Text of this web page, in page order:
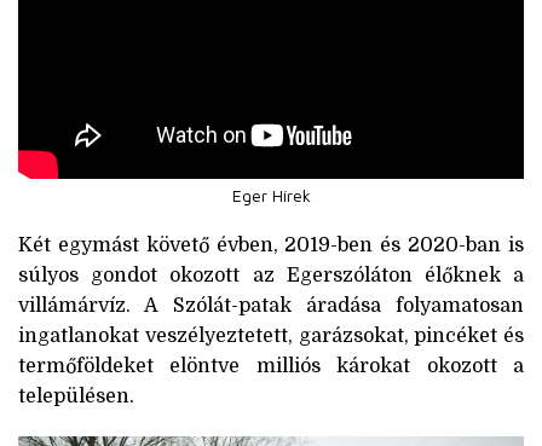
Eger Hírek
Két egymást követő évben, 2019-ben és 2020-ban is
súlyos gondot okozott az Egerszóláton élőknek a
villámárvíz. A Szólát-patak áradása folyamatosan
ingatlanokat veszélyeztetett, garázsokat, pincéket és
termőföldeket elöntve milliós károkat okozott a
településen.